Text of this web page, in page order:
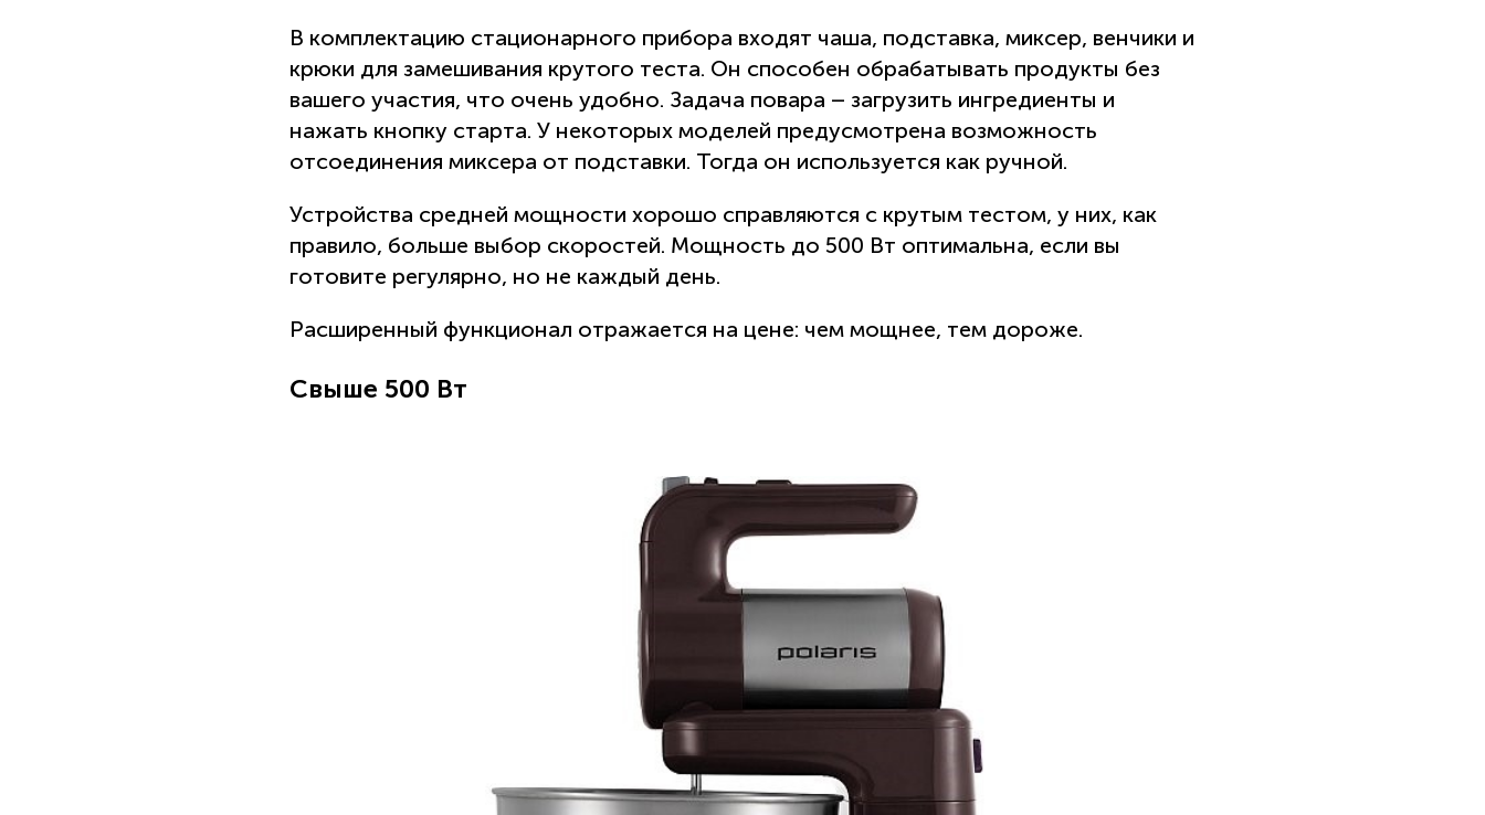
В комплектацию стационарного прибора входят чаша, подставка, миксер, венчики и
крюки для замешивания крутого теста. Он способен обрабатывать продукты без
вашего участия, что очень удобно. Задача повара – загрузить ингредиенты и
нажать кнопку старта. У некоторых моделей предусмотрена возможность
отсоединения миксера от подставки. Тогда он используется как ручной.
Устройства средней мощности хорошо справляются с крутым тестом, у них, как
правило, больше выбор скоростей. Мощность до 500 Вт оптимальна, если вы
готовите регулярно, но не каждый день.
Расширенный функционал отражается на цене: чем мощнее, тем дороже.
Свыше 500 Вт